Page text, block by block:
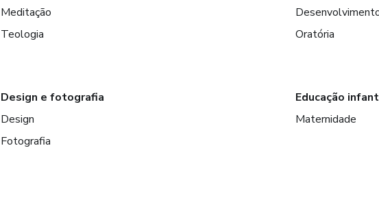
Meditação
Teologia
Oratória
Design e fotografia
Design
Fotografia
Educação
Maternidade